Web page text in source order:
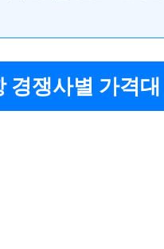
경쟁사별 가격